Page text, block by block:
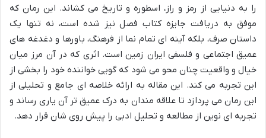
را به دنیایی از رمز و راز، اسطوره و تاریخ می کشاند. این رمان که
موفق به دریافت جایزه کتاب فصل نیز شده است، نه تنها یک
داستان صرف، بلکه آینه ای تمام نما از فرهنگ، باورها و دغدغه های
عمیق اجتماعی و فلسفی ایران زمین است. اثری که در آن مرز میان
خیال و واقعیت چنان محو می شود که گویی خواننده خود را بخشی از
این تجربه می کند. این مقاله به ارائه خلاصه ای جامع و تحلیلی از
این رمان می پردازد تا علاقه مندان به درک عمیق تر آن یاری رساند و
تجربه ای نوین از مطالعه و تحلیل ادبی را پیش روی شان قرار دهد.